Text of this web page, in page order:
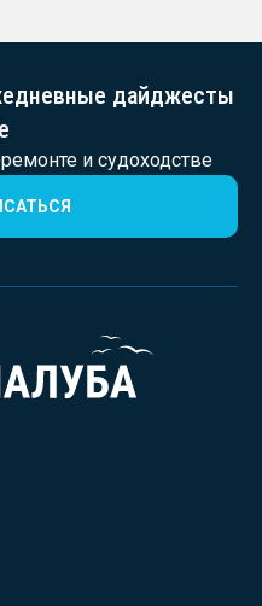
дайджесты
и судоходстве